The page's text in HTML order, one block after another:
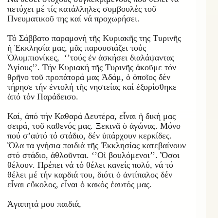
πετύχει μέ τίς κατάλληλες συμβουλές τοῦ
Πνευματικοῦ της καί νά προχωρήσει.
Τό Σάββατο παραμονή τῆς Κυριακῆς της Τυρινῆς
ἡ Ἐκκλησία μας, μᾶς παρουσιάζει τούς
Ὀλυμπιονίκες, ‘’τούς ἐν ἀσκήσει διαλάψαντας
Ἁγίους’’. Τήν Κυριακή τῆς Τυρινῆς ἀκοῦμε τόν
θρῆνο τοῦ προπάτορά μας Ἀδάμ, ὁ ὁποῖος δέν
τήρησε τήν ἐντολή τῆς νηστείας καί ἐξορίσθηκε
ἀπό τόν Παράδεισο.
Καί, ἀπό τήν Καθαρά Δευτέρα, εἶναι ἡ δική μας
σειρά, τοῦ καθενός μας. Ξεκινᾶ ὁ ἀγώνας. Μόνο
πού σ’αὐτό τό στάδιο, δέν ὑπάρχουν κερκίδες.
Ὅλα τα γνήσια παιδιά τῆς Ἐκκλησίας κατεβαίνουν
στό στάδιο, ἀθλοῦνται. ‘’Οἱ βουλόμενοι’’. Ὅσοι
θέλουν. Πρέπει νά τό θέλει κανείς πολύ, νά τό
θέλει μέ τήν καρδιά του, διότι ὁ ἀντίπαλος δέν
εἶναι εὔκολος, εἶναι ὁ κακός ἐαυτός μας.
Ἀγαπητά μου παιδιά,